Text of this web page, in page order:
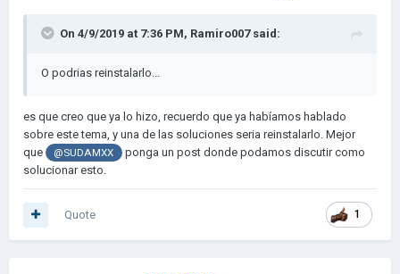
On 4/9/2019 at 7:36 PM, Ramiro007said:
O podrias reinstalarlo...
es que creo que ya lo hizo, recuerdo que ya habíamos hablado
sobre este tema, y una de las soluciones seria reinstalarlo. Mejor
que
@SUDAMXX
ponga un post donde podamos discutir como
solucionar esto.
1
Quote